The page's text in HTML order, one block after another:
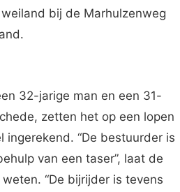
bij de Marhulzenweg
32-jarige man en een 31-
zetten het op een lopen
ingerekend. “De bestuurder is
van een taser”, laat de
“De bijrijder is tevens